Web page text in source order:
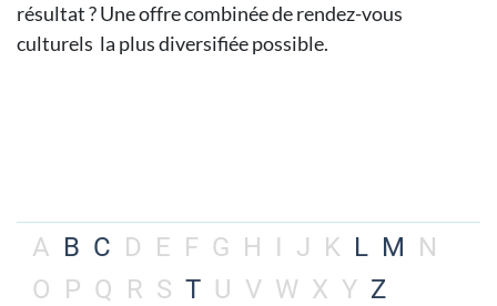
résultat ? Une offre combinée de rendez-vous
culturels la plus diversifiée possible.
A B C D E F G H I J K L M N
O P Q R S T U V W X Y Z